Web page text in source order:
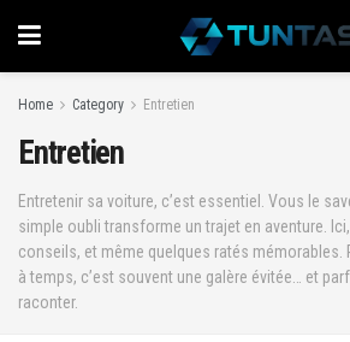
Home Category Entretien
Entretien
Entretenir sa voiture, c’est essentiel. Vous le
simple oubli transforme un trajet en aventure.
conseils, et même quelques ratés mémorables.
à temps, c’est souvent une galère évitée… et
raconter.